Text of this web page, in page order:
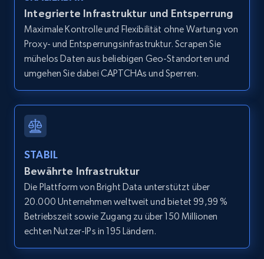
more.
3.7K+ 436+ Gratis testen
Instagram profiles (without the post
timestamp)
URL, User posted, Description, Hashtags, Num
more.
3.7K+ 436+ Gratis testen
Integrierte Infrastruktur und Entsperrung
Maximale Kontrolle und Flexibilität ohne Wartung von
Proxy- und Entsperrungsinfrastruktur. Scrapen Sie
mühelos Daten aus beliebigen Geo-Standorten und
umgehen Sie dabei CAPTCHAs und Sperren.
STABIL
Bewährte Infrastruktur
Die Plattform von Bright Data unterstützt über
20.000 Unternehmen weltweit und bietet 99,99 %
Betriebszeit sowie Zugang zu über 150 Millionen
echten Nutzer-IPs in 195 Ländern.